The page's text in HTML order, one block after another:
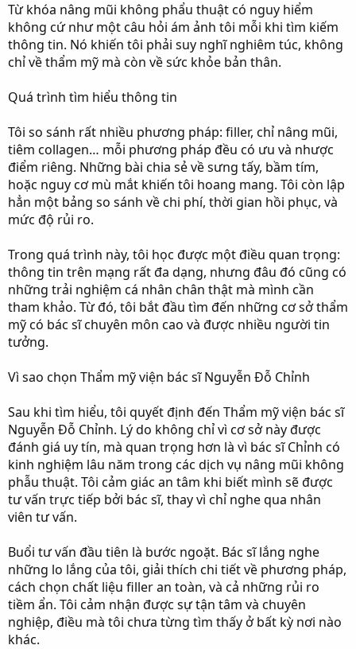
Từ khóa nâng mũi không phẩu thuật có nguy hiểm
không cứ như một câu hỏi ám ảnh tôi mỗi khi tìm kiếm
thông tin. Nó khiến tôi phải suy nghĩ nghiêm túc, không
chỉ về thẩm mỹ mà còn về sức khỏe bản thân.
Quá trình tìm hiểu thông tin
Tôi so sánh rất nhiều phương pháp: filler, chỉ nâng mũi,
tiêm collagen… mỗi phương pháp đều có ưu và nhược
điểm riêng. Những bài chia sẻ về sưng tấy, bầm tím,
hoặc nguy cơ mù mắt khiến tôi hoang mang. Tôi còn lập
hẳn một bảng so sánh về chi phí, thời gian hồi phục, và
mức độ rủi ro.
Trong quá trình này, tôi học được một điều quan trọng:
thông tin trên mạng rất đa dạng, nhưng đâu đó cũng có
những trải nghiệm cá nhân chân thật mà mình cần
tham khảo. Từ đó, tôi bắt đầu tìm đến những cơ sở thẩm
mỹ có bác sĩ chuyên môn cao và được nhiều người tin
tưởng.
Vì sao chọn Thẩm mỹ viện bác sĩ Nguyễn Đỗ Chỉnh
Sau khi tìm hiểu, tôi quyết định đến Thẩm mỹ viện bác sĩ
Nguyễn Đỗ Chỉnh. Lý do không chỉ vì cơ sở này được
đánh giá uy tín, mà quan trọng hơn là vì bác sĩ Chỉnh có
kinh nghiệm lâu năm trong các dịch vụ nâng mũi không
phẫu thuật. Tôi cảm giác an tâm khi biết mình sẽ được
tư vấn trực tiếp bởi bác sĩ, thay vì chỉ nghe qua nhân
viên tư vấn.
Buổi tư vấn đầu tiên là bước ngoặt. Bác sĩ lắng nghe
những lo lắng của tôi, giải thích chi tiết về phương pháp,
cách chọn chất liệu filler an toàn, và cả những rủi ro
tiềm ẩn. Tôi cảm nhận được sự tận tâm và chuyên
nghiệp, điều mà tôi chưa từng tìm thấy ở bất kỳ nơi nào
khác.